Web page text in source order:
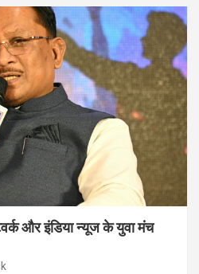
और इंडिया न्यूज के युवा मंच